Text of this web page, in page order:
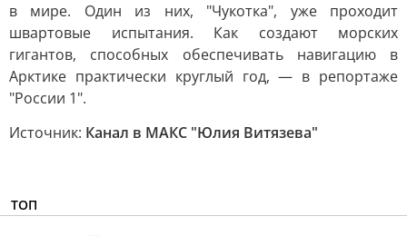
в мире. Один из них, "Чукотка", уже проходит
швартовые испытания. Как создают морских
гигантов, способных обеспечивать навигацию в
Арктике практически круглый год, — в репортаже
"России 1".
Источник: Канал в МАКС "Юлия Витязева"
ТОП